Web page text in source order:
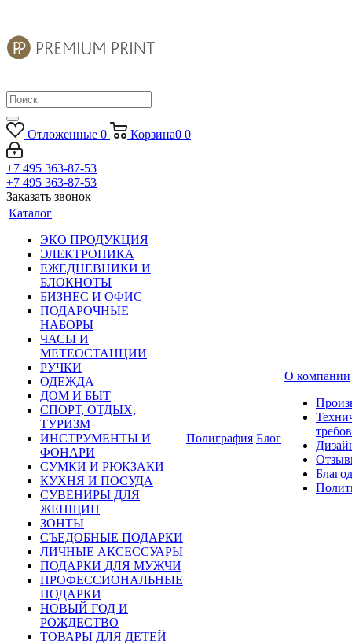
Отложенные 0 Корзина0 0
+7 495 363-87-53
+7 495 363-87-53
Заказать звонок
Каталог
ЭКО ПРОДУКЦИЯ
ЭЛЕКТРОНИКА
ЕЖЕДНЕВНИКИ И
БЛОКНОТЫ
БИЗНЕС И ОФИС
ПОДАРОЧНЫЕ
НАБОРЫ
ЧАСЫ И
МЕТЕОСТАНЦИИ
РУЧКИ
ОДЕЖДА
ДОМ И БЫТ
СПОРТ, ОТДЫХ,
ТУРИЗМ
ИНСТРУМЕНТЫ И
ФОНАРИ
СУМКИ И РЮКЗАКИ
КУХНЯ И ПОСУДА
СУВЕНИРЫ ДЛЯ
ЖЕНЩИН
ЗОНТЫ
СЪЕДОБНЫЕ ПОДАРКИ
ЛИЧНЫЕ АКСЕССУАРЫ
ПОДАРКИ ДЛЯ МУЖЧИ
ПРОФЕССИОНАЛЬНЫЕ
ПОДАРКИ
НОВЫЙ ГОД И
РОЖДЕСТВО
ТОВАРЫ ДЛЯ ДЕТЕЙ
Полиграфия Блог
О компании